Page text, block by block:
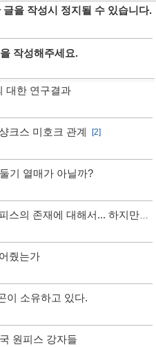
을 작성시 정지될 수 있습니다.
작성해주세요.
대한 연구결과
크스 미호크 관계
[2]
기 열매가 아닐까?
스의 존재에 대해서... 하지만,
줬는가
이 소유하고 있다.
원피스 강자들